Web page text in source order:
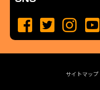
サイトマップ